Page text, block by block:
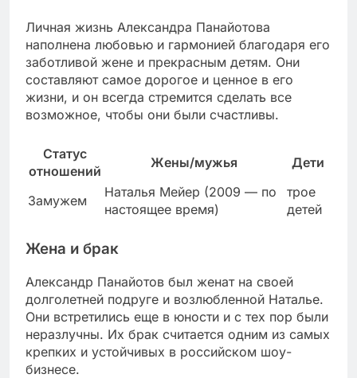
Личная жизнь Александра Панайотова
наполнена любовью и гармонией благодаря его
заботливой жене и прекрасным детям. Они
составляют самое дорогое и ценное в его
жизни, и он всегда стремится сделать все
возможное, чтобы они были счастливы.
Статус
отношений
Жены/мужья Дети
Замужем
Наталья Мейер (2009 — по
настоящее время)
трое
детей
Жена и брак
Александр Панайотов был женат на своей
долголетней подруге и возлюбленной Наталье.
Они встретились еще в юности и с тех пор были
неразлучны. Их брак считается одним из самых
крепких и устойчивых в российском шоу-
бизнесе.